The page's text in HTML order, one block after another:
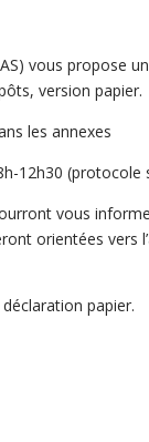
vous propose
version papier.
les annexes
12h30 (protocole
vous
orientées vers
papier.